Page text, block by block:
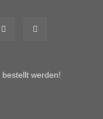
bestellt werden!